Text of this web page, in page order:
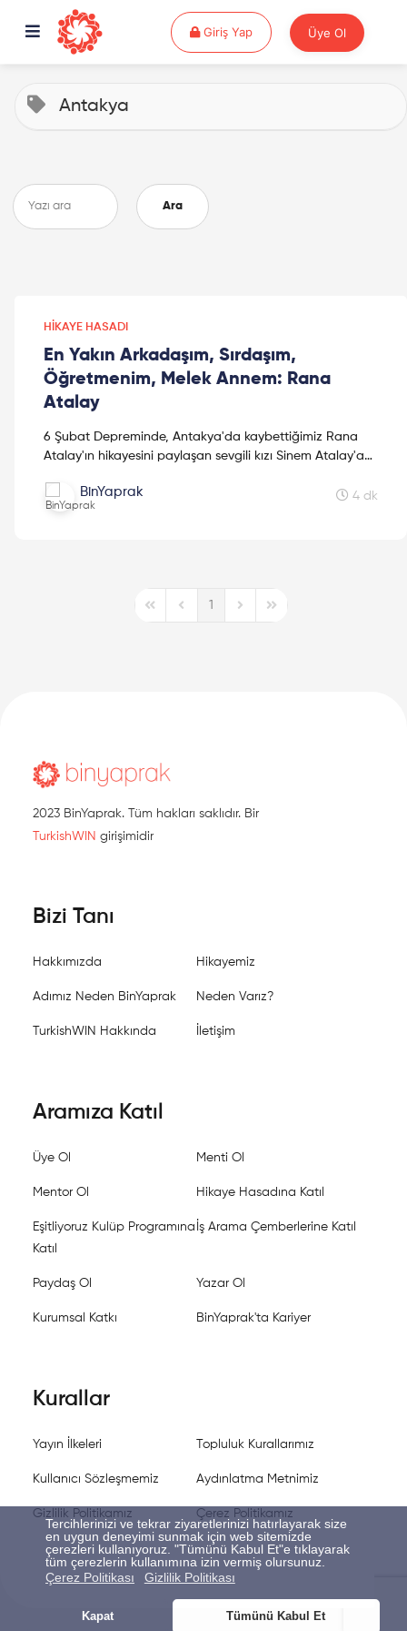
Tercihlerinizi ve tekrar ziyaretlerinizi hatırlayarak size
en uygun deneyimi sunmak için web sitemizde
çerezleri kullanıyoruz. "Tümünü Kabul Et"e tıklayarak
tüm çerezlerin kullanımına izin vermiş olursunuz.
Çerez Politikası
Gizlilik Politikası
Kapat Tümünü Kabul Et
Giriş YapGiriş Yap Üye Ol
Antakya
Ara
HIKAYE HASADI
En Yakın Arkadaşım, Sırdaşım,
Öğretmenim, Melek Annem: Rana
Atalay
6 Şubat Depreminde, Antakya'da kaybettiğimiz Rana
Atalay'ın hikayesini paylaşan sevgili kızı Sinem Atalay'a
BinYaprak 4 dk
First PagePrevious Page
1
Next PageLast Page
2023 BinYaprak. Tüm hakları saklıdır. Bir
TurkishWIN girişimidir
Bizi Tanı
Hakkımızda Hikayemiz
Adımız Neden BinYaprak Neden Varız?
TurkishWIN Hakkında İletişim
Aramıza Katıl
Üye Ol Menti Ol
Mentor Ol Hikaye Hasadına Katıl
Eşitliyoruz Kulüp Programına
Katıl
İş Arama Çemberlerine Katıl
Paydaş Ol Yazar Ol
Kurumsal Katkı BinYaprak'ta Kariyer
Kurallar
Yayın İlkeleri Topluluk Kurallarımız
Kullanıcı Sözleşmemiz Aydınlatma Metnimiz
Gizlilik Politikamız Çerez Politikamız